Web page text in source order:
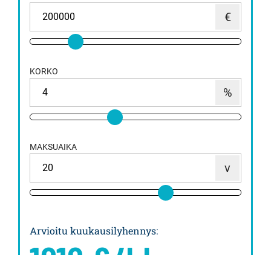
KORKO
MAKSUAIKA
Arvioitu kuukausilyhennys: